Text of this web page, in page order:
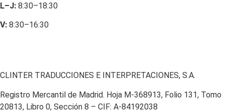
L–J: 8:30–18:30
V: 8:30–16:30
CLINTER TRADUCCIONES E INTERPRETACIONES, S.A.
Registro Mercantil de Madrid. Hoja M-368913, Folio 131, Tomo
20813, Libro 0, Sección 8 – CIF: A-84192038